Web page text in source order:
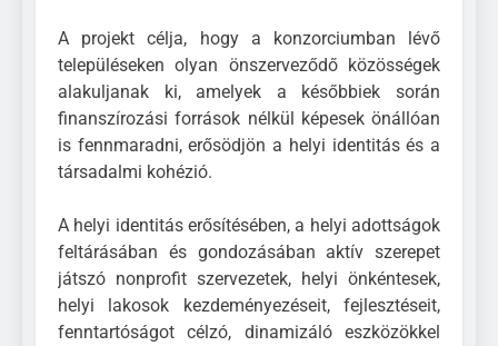
A projekt célja, hogy a konzorciumban lévő
településeken olyan önszerveződő közösségek
alakuljanak ki, amelyek a későbbiek során
finanszírozási források nélkül képesek önállóan
is fennmaradni, erősödjön a helyi identitás és a
társadalmi kohézió.
A helyi identitás erősítésében, a helyi adottságok
feltárásában és gondozásában aktív szerepet
játszó nonprofit szervezetek, helyi önkéntesek,
helyi lakosok kezdeményezéseit, fejlesztéseit,
fenntartóságot célzó, dinamizáló eszközökkel